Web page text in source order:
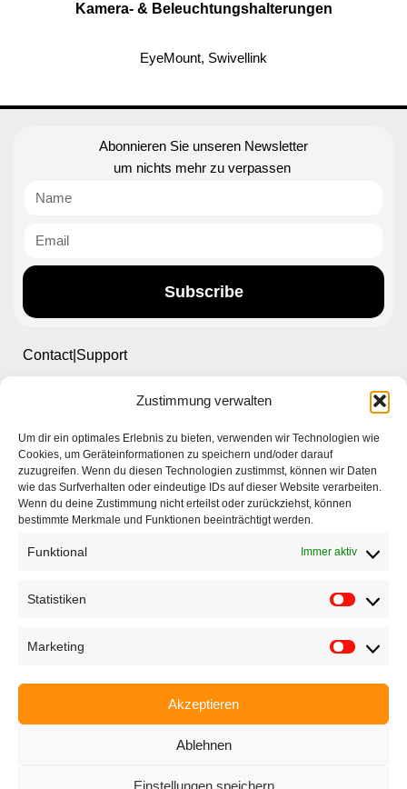
Zustimmung verwalten
Um dir ein optimales Erlebnis zu bieten, verwenden wir Technologien wie
Cookies, um Geräteinformationen zu speichern und/oder darauf
zuzugreifen. Wenn du diesen Technologien zustimmst, können wir Daten
wie das Surfverhalten oder eindeutige IDs auf dieser Website verarbeiten.
Wenn du deine Zustimmung nicht erteilst oder zurückziehst, können
bestimmte Merkmale und Funktionen beeinträchtigt werden.
Funktional Immer aktiv
Statistiken
Marketing
Akzeptieren
Ablehnen
Einstellungen speichern
Kamera- & Beleuchtungshalterungen
EyeMount, Swivellink
Abonnieren Sie unseren Newsletter
um nichts mehr zu verpassen
Subscribe
Contact|Support
Ettlinger Straße 59, 76137 Karlsruhe, Germany
+49 721 668004230
Startseite
Anwendungen
EyeCademy